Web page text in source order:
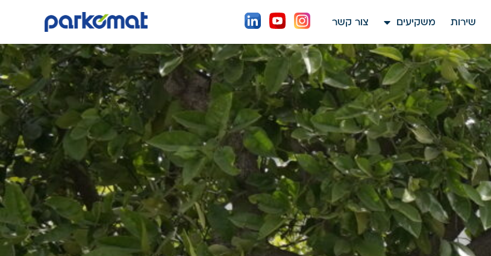
שירות משקיעים צור קשר